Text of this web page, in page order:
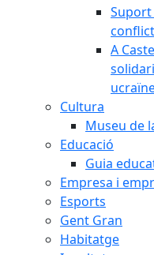
Suport
A
Cultura
Museu de
Educació
Guia
Empresa i
Esports
Gent Gran
Habitatge